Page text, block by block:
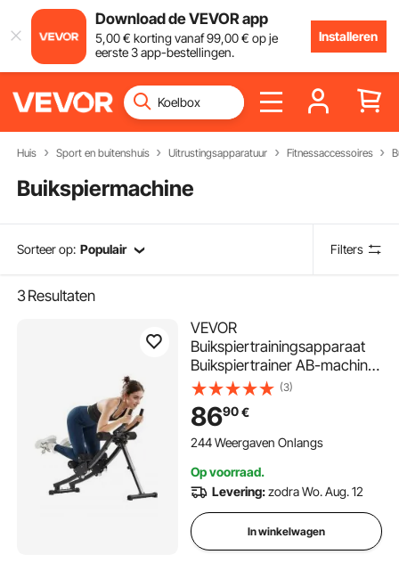
Download de VEVOR app
5,00€ korting vanaf99,00€ op je
eerste 3 app-bestellingen.
Installeren
Huis Sport en buitenshuis Uitrustingsapparatuur Fitnessaccessoires
Buikspiermachine
Sorteer op: Populair Filters
3Resultaten
VEVOR
Buikspiertrainingsapparaat
Buikspiertrainer AB-machine
voor sportschool,
Buikspiertrainer 200 kg
draagvermogen,
Buikspiertrainer voor
en verstelbaar
fitnessapparaat
(3)
8690€
244 Weergaven Onlangs
Op voorraad.
Levering:zodra Wo. Aug. 12
In winkelwagen